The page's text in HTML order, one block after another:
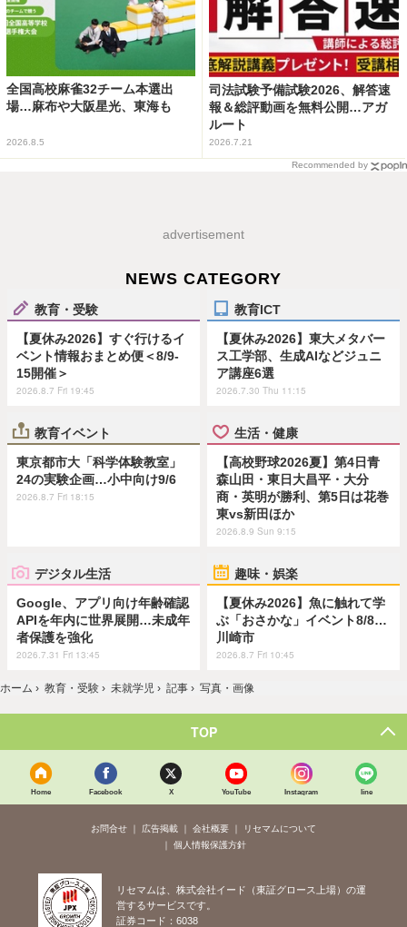
全国高校麻雀32チーム本選出
場…麻布や大阪星光、東海も
2026.8.5
司法試験予備試験2026、解答速
報＆総評動画を無料公開…アガ
ルート
2026.7.21
Recommended by
advertisement
NEWS CATEGORY
教育・受験
【夏休み2026】すぐ行けるイ
ベント情報おまとめ便＜8/9-
15開催＞
2026.8.7 Fri 19:45
教育ICT
【夏休み2026】東大メタバー
ス工学部、生成AIなどジュニ
ア講座6選
2026.7.30 Thu 11:15
教育イベント
東京都市大「科学体験教室」
24の実験企画…小中向け9/6
2026.8.7 Fri 18:15
生活・健康
【高校野球2026夏】第4日青
森山田・東日大昌平・大分
商・英明が勝利、第5日は花巻
東vs新田ほか
2026.8.9 Sun 9:15
デジタル生活
Google、アプリ向け年齢確認
APIを年内に世界展開…未成年
者保護を強化
2026.7.31 Fri 13:45
趣味・娯楽
【夏休み2026】魚に触れて学
ぶ「おさかな」イベント8/8…
川崎市
2026.8.7 Fri 10:45
ホーム › 教育・受験 › 未就学児 › 記事 › 写真・画像
TOP
Home Facebook X YouTube Instagram line
お問合せ 広告掲載 会社概要
リセマムについて
個人情報保護方針
リセマムは、株式会社イード（東証グロース上場）の運
営するサービスです。
証券コード：6038